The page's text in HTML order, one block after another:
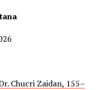
Chucri Zaidan, 155–